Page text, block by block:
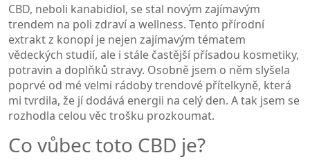
CBD, neboli kanabidiol, se stal novým zajímavým
trendem na poli zdraví a wellness. Tento přírodní
extrakt z konopí je nejen zajímavým tématem
vědeckých studií, ale i stále častější přísadou kosmetiky,
potravin a doplňků stravy. Osobně jsem o něm slyšela
poprvé od mé velmi rádoby trendové přítelkyně, která
mi tvrdila, že jí dodává energii na celý den. A tak jsem se
rozhodla celou věc trošku prozkoumat.
Co vůbec toto CBD je?